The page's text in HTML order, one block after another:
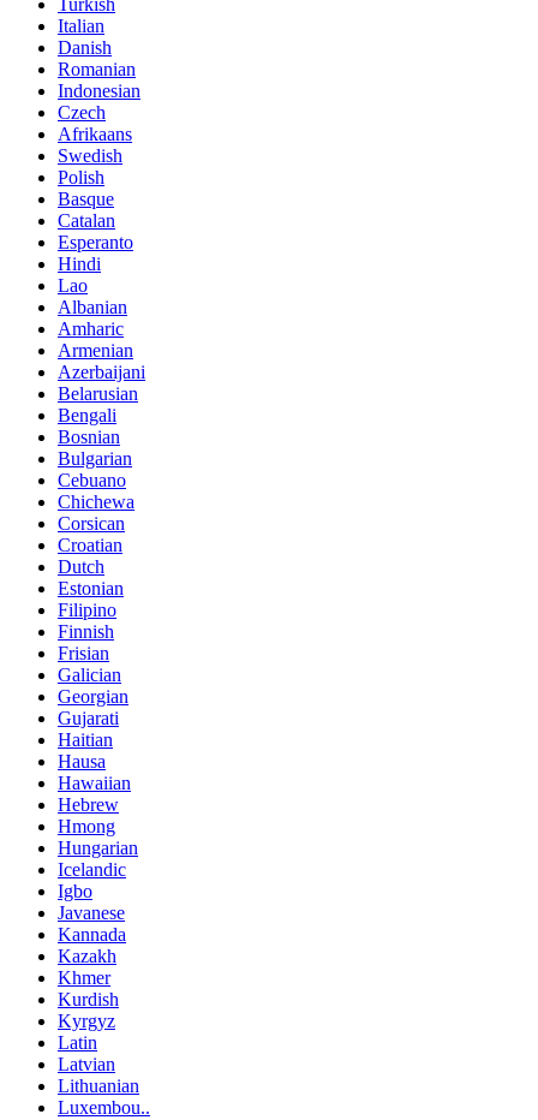
Italian
Danish
Romanian
Indonesian
Czech
Afrikaans
Swedish
Polish
Basque
Catalan
Esperanto
Hindi
Lao
Albanian
Amharic
Armenian
Azerbaijani
Belarusian
Bengali
Bosnian
Bulgarian
Cebuano
Chichewa
Corsican
Croatian
Dutch
Estonian
Filipino
Finnish
Frisian
Galician
Georgian
Gujarati
Haitian
Hausa
Hawaiian
Hebrew
Hmong
Hungarian
Icelandic
Igbo
Javanese
Kannada
Kazakh
Khmer
Kurdish
Kyrgyz
Latin
Latvian
Lithuanian
Luxembou..